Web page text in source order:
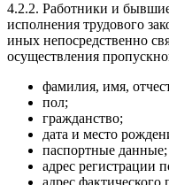
4.2.2. Работники и
исполнения трудового
иных непосредственно
осуществления
фамилия, имя,
пол;
гражданство;
дата и место
паспортные данные;
адрес регистрации